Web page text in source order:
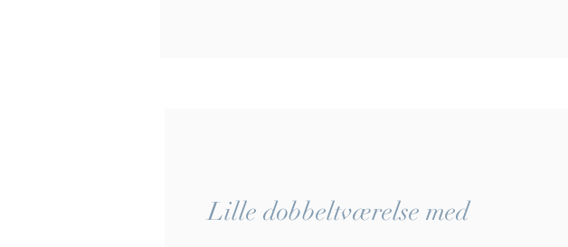
Lille dobbeltværelse med